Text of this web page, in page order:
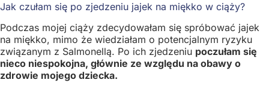
Jak czułam się po zjedzeniu jajek na miękko w ciąży?
Podczas mojej ciąży zdecydowałam się spróbować jajek
na miękko, mimo że wiedziałam o potencjalnym ryzyku
związanym z Salmonellą. Po ich zjedzeniu poczułam się
nieco niespokojna, głównie ze względu na obawy o
zdrowie mojego dziecka.